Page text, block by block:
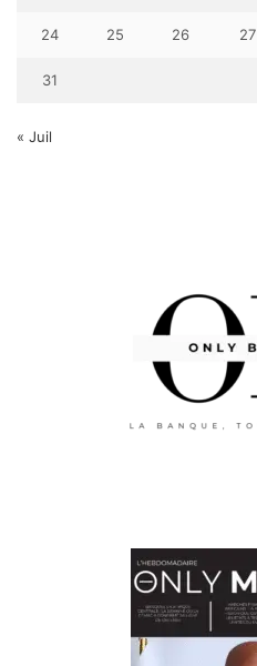
24 25 26 27
31
« Juil